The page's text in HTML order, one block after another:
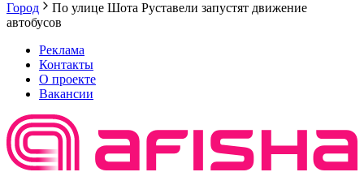
Город
По улице Шота Руставели запустят движение
автобусов
Реклама
Контакты
О проекте
Вакансии